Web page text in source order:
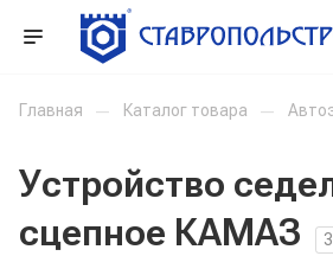
Главная — Каталог товара —
Устройство
сцепное КАМАЗ